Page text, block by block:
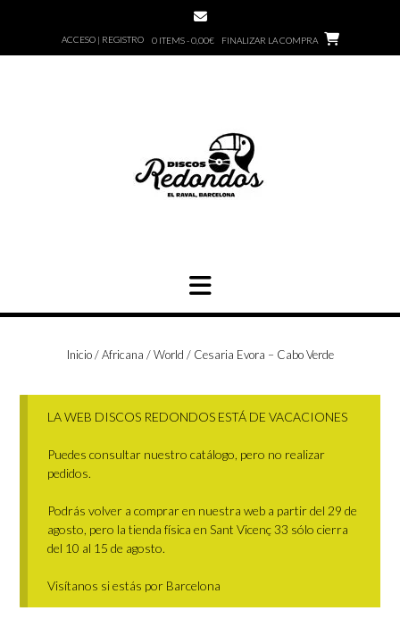
ACCESO | REGISTRO 0 ITEMS - 0,00€ FINALIZAR LA COMPRA
Inicio/Africana / World / Cesaria Evora – Cabo Verde
LA WEB DISCOS REDONDOS ESTÁ DE VACACIONES
Puedes consultar nuestro catálogo, pero no realizar
pedidos.
Podrás volver a comprar en nuestra web a partir del 29 de
agosto, pero la tienda física en Sant Vicenç 33 sólo cierra
del 10 al 15 de agosto.
Visítanos si estás por Barcelona